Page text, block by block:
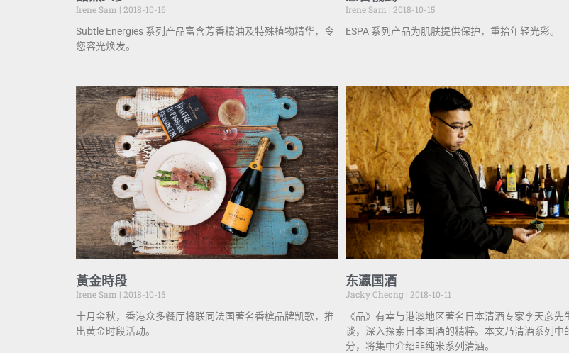
Irene Sam
2018-10-16
Subtle Energies 系列产品富含芳香精油及特殊植物精华，令
您容光焕发。
Irene Sam
2018-10-15
ESPA 系列产品为肌肤提供保护，重拾年轻光彩。
黃金時段
Irene Sam
2018-10-15
十月金秋，香港众多餐厅将联同法国著名香槟品牌凯歌，推
出黄金时段活动。
东瀛国酒
Jacky Cheong
2018-10-11
《品》有幸与港澳地区著名日本清酒专家李天彦先
谈，深入探索日本国酒的精粹。本文乃清酒系列中
分，将集中介绍非纯米系列清酒。